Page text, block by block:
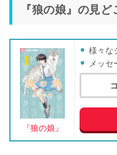
『狼の娘』の見ど
『狼の娘』
様々な
メッセ